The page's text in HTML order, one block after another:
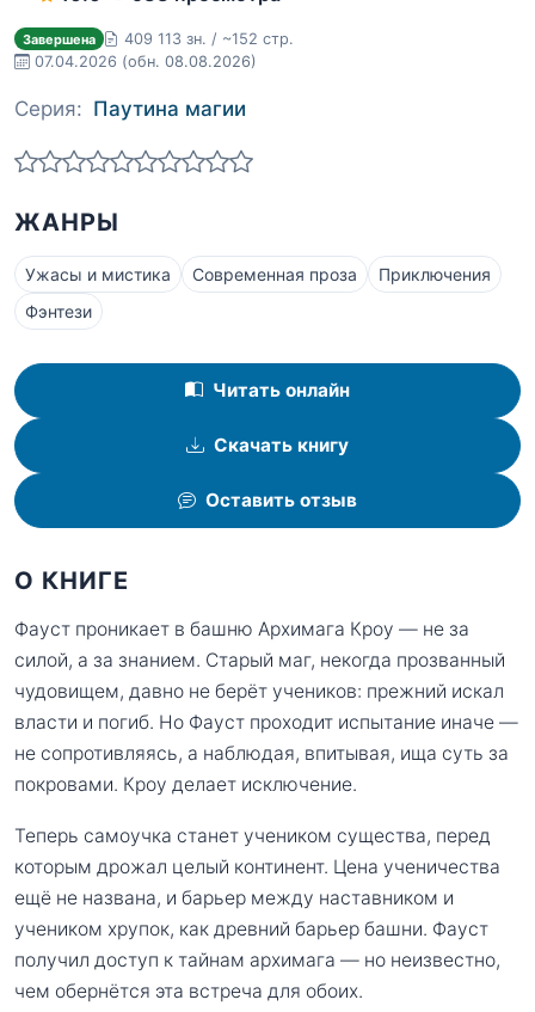
Завершена
409 113 зн. / ~152 стр.
07.04.2026 (обн. 08.08.2026)
Серия: Паутина магии
ЖАНРЫ
Ужасы и мистика Современная проза
Приключения
Фэнтези
Читать онлайн
Скачать книгу
Оставить отзыв
О КНИГЕ
Фауст проникает в башню Архимага Кроу — не за
силой, а за знанием. Старый маг, некогда прозванный
чудовищем, давно не берёт учеников: прежний искал
власти и погиб. Но Фауст проходит испытание иначе —
не сопротивляясь, а наблюдая, впитывая, ища суть за
покровами. Кроу делает исключение.
Теперь самоучка станет учеником существа, перед
которым дрожал целый континент. Цена ученичества
ещё не названа, и барьер между наставником и
учеником хрупок, как древний барьер башни. Фауст
получил доступ к тайнам архимага — но неизвестно,
чем обернётся эта встреча для обоих.